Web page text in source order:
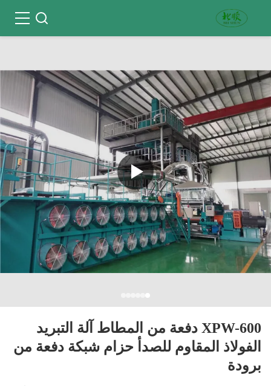
XPW-600 دفعة من المطاط آلة التبريد
الفولاذ المقاوم للصدأ حزام شبكة دفعة من
برودة